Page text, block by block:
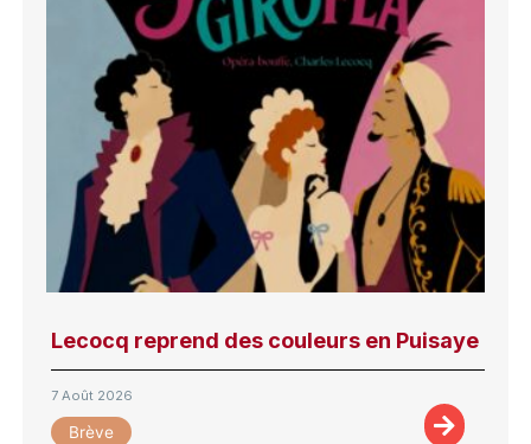
Lecocq reprend des couleurs en Puisaye
7 Août 2026
Brève